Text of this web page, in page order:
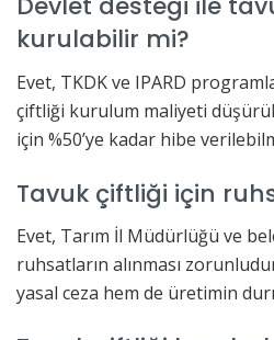
kurulabilir mi?
Evet, TKDK ve IPARD
çiftliği kurulum maliyeti
için %50’ye kadar hibe
Tavuk çiftliği için
Evet, Tarım İl Müdürlüğü ve
ruhsatların alınması
yasal ceza hem de üretimin